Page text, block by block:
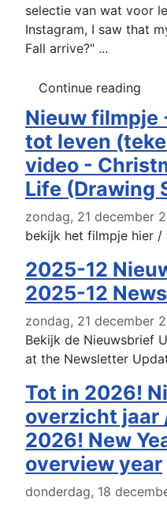
selectie van wat voor
Instagram, I saw that
Fall arrive?" ...
Continue reading
Nieuw filmpje
tot leven
video -
Life (Drawing
zondag, 21 december
bekijk het filmpje hier
2025-12
2025-12
zondag, 21 december
Bekijk de Nieuwsbrief
at the Newsletter
Tot in 2026!
overzicht jaar
2026! New
overview year
donderdag, 18